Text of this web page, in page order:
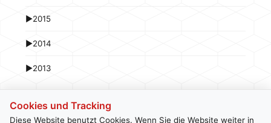
►2015
►2014
►2013
Cookies und Tracking
Diese Website benutzt Cookies. Wenn Sie die Website weiter in